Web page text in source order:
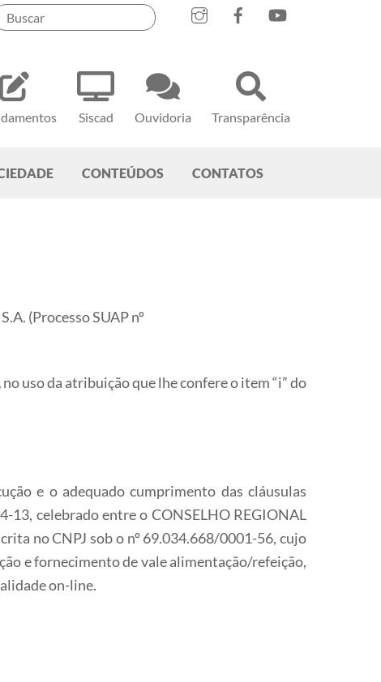
Siscad Ouvidoria Transparência
CONTEÚDOS CONTATOS
(Processo SUAP nº
no uso da atribuição que lhe confere o item “i” do
e o adequado cumprimento das cláusulas
13, celebrado entre o CONSELHO REGIONAL
no CNPJ sob o nº 69.034.668/0001-56, cujo
e fornecimento de vale alimentação/refeição,
on-line.